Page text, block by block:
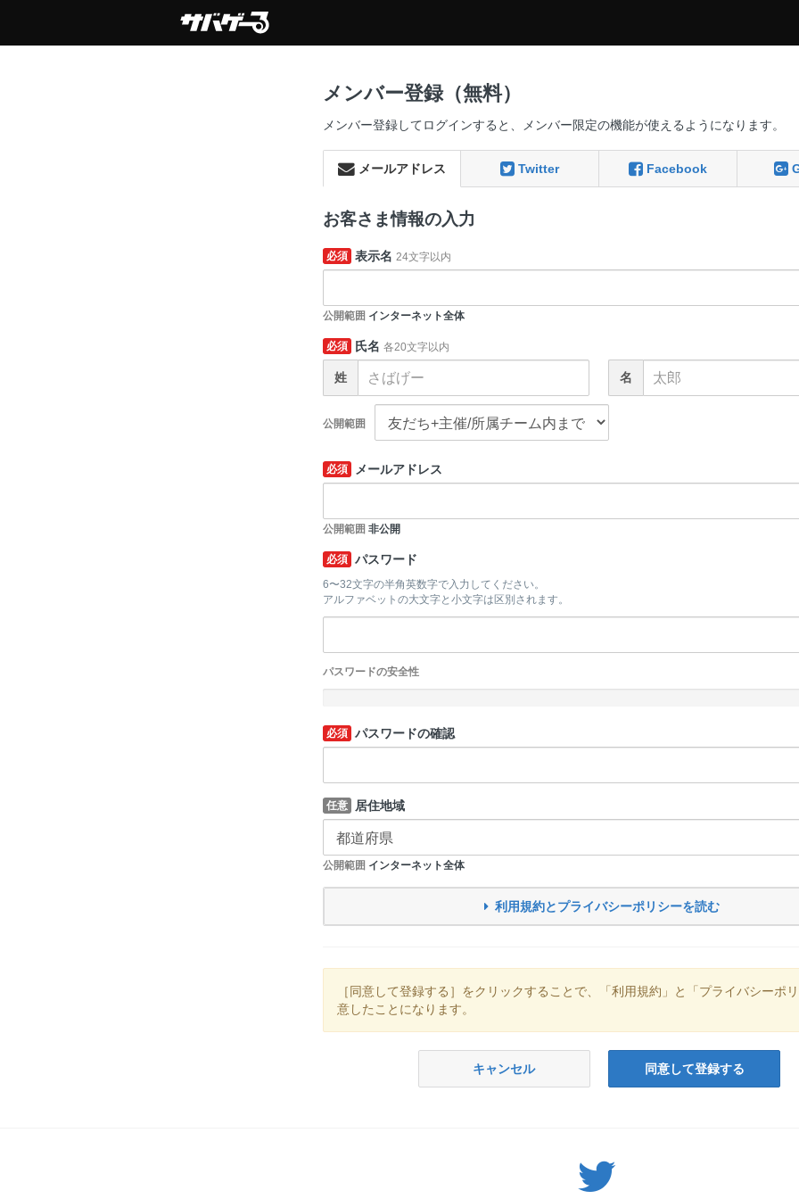
メンバー登録（無料）
メンバー登録してログインすると、メンバー限定の機能が使えるようになります。
メールアドレス Twitter Facebook
お客さま情報の入力
必須 表示名 24文字以内
公開範囲 インターネット全体
必須 氏名 各20文字以内
姓 名
公開範囲
必須 メールアドレス
公開範囲 非公開
必須 パスワード
6〜32文字の半角英数字で入力してください。
アルファベットの大文字と小文字は区別されます。
パスワードの安全性
必須 パスワードの確認
任意 居住地域
公開範囲 インターネット全体
利用規約とプライバシーポリシーを読む
［同意して登録する］をクリックすることで、「利用規約」と「プライバシーポ
意したことになります。
キャンセル 同意して登録する